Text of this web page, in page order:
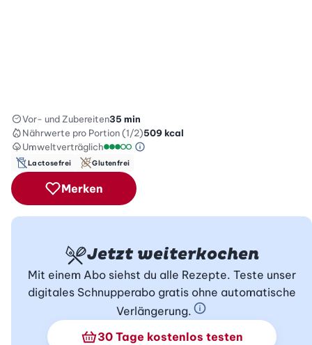
Vor- und Zubereiten35 min
Nährwerte pro Portion (1/2)509kcal
Umweltverträglich
Green Betty Skala Info
Lactosefrei Glutenfrei
Merken
Jetzt weiterkochen
Mit einem Abo siehst du alle Rezepte. Teste unser
digitales Schnupperabo gratis ohne automatische
Verlängerung.
Schnupperabo Info
30 Tage kostenlos testen